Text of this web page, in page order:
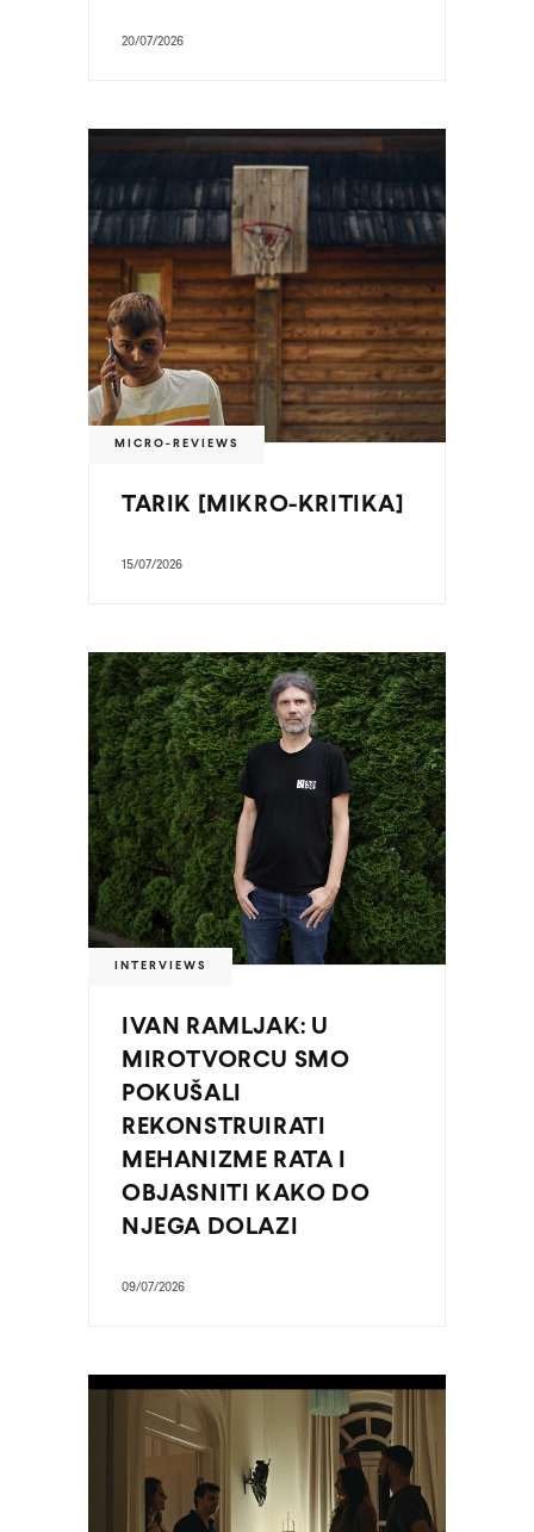
20/07/2026
MICRO-REVIEWS
TARIK [MIKRO-KRITIKA]
15/07/2026
INTERVIEWS
IVAN RAMLJAK: U
MIROTVORCU SMO
POKUŠALI
REKONSTRUIRATI
MEHANIZME RATA I
OBJASNITI KAKO DO
NJEGA DOLAZI
09/07/2026